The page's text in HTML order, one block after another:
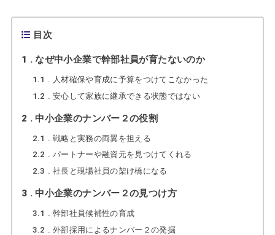
目次
1 なぜ中小企業で幹部社員が育たないのか
1.1
人材確保や育成に予算をつけてこなかった
1.2
安心して家族に継承できる状態ではない
2 中小企業のナンバー２の役割
2.1
戦略と実務の両翼を担える
2.2
パートナーや融資元を見つけてくれる
2.3
社長と現場社員の架け橋になる
3 中小企業のナンバー２の見つけ方
3.1
幹部社員候補性の育成
3.2
外部採用によるナンバー２の発掘